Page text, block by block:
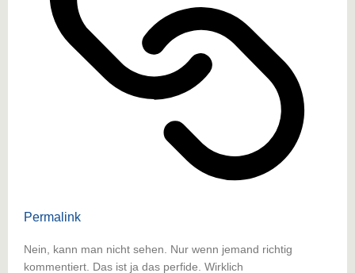
Permalink
Nein, kann man nicht sehen. Nur wenn jemand richtig
kommentiert. Das ist ja das perfide. Wirklich